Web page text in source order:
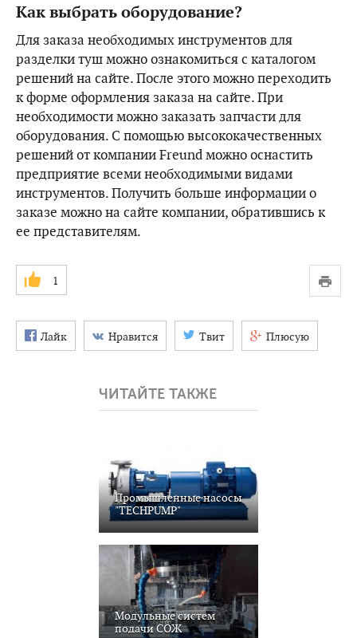
Как выбрать оборудование?
Для заказа необходимых инструментов для
разделки туш можно ознакомиться с каталогом
решений на сайте. После этого можно переходить
к форме оформления заказа на сайте. При
необходимости можно заказать запчасти для
оборудования. С помощью высококачественных
решений от компании Freund можно оснастить
предприятие всеми необходимыми видами
инструментов. Получить больше информации о
заказе можно на сайте компании, обратившись к
ее представителям.
1
Лайк Нравится Твит Плюсую
ЧИТАЙТЕ ТАКЖЕ
Промышленные насосы
"TECHPUMP"
Модульные систем
подачи СОЖ